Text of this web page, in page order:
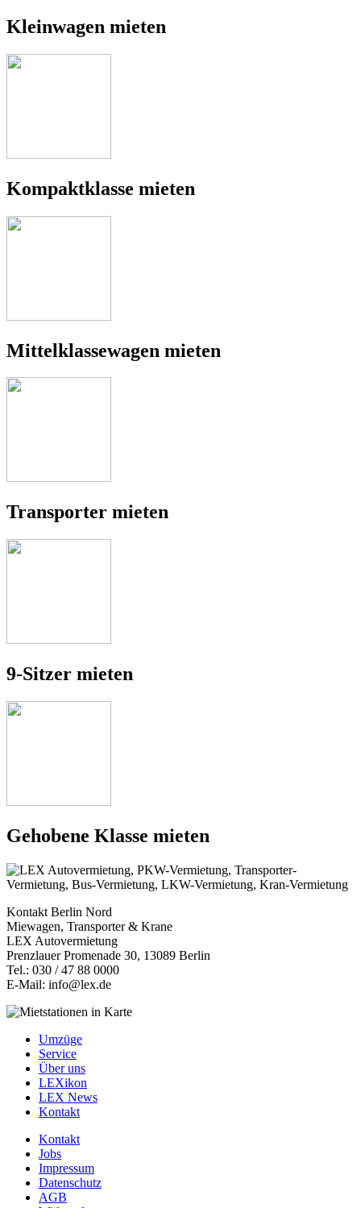
Kleinwagen mieten
Kompaktklasse mieten
Mittelklassewagen mieten
Transporter mieten
9-Sitzer mieten
Gehobene Klasse mieten
Kontakt Berlin Nord
Miewagen, Transporter & Krane
LEX Autovermietung
Prenzlauer Promenade 30, 13089 Berlin
Tel.: 030 / 47 88 0000
E-Mail: info@lex.de
Umzüge
Service
Über uns
LEXikon
LEX News
Kontakt
Kontakt
Jobs
Impressum
Datenschutz
AGB